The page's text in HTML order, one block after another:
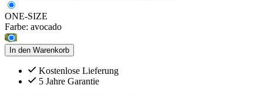
ONE-SIZE
Farbe: avocado
In den Warenkorb
Kostenlose Lieferung
5 Jahre Garantie